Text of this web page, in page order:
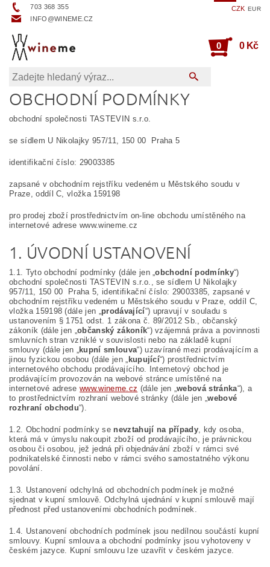
703 368 355
INFO@WINEME.CZ
CZK EUR
0 0 Kč
OBCHODNÍ PODMÍNKY
obchodní společnosti TASTEVIN s.r.o.
se sídlem U Nikolajky 957/11, 150 00 Praha 5
identifikační číslo: 29003385
zapsané v obchodním rejstříku vedeném u Městského soudu v
Praze, oddíl C, vložka 159198
pro prodej zboží prostřednictvím on-line obchodu umístěného na
internetové adrese www.wineme.cz
1. ÚVODNÍ USTANOVENÍ
1.1. Tyto obchodní podmínky (dále jen „obchodní podmínky“)
obchodní společnosti TASTEVIN s.r.o., se sídlem U Nikolajky
957/11, 150 00 Praha 5, identifikační číslo: 29003385, zapsané v
obchodním rejstříku vedeném u Městského soudu v Praze, oddíl C,
vložka 159198 (dále jen „prodávající“) upravují v souladu s
ustanovením § 1751 odst. 1 zákona č. 89/2012 Sb., občanský
zákoník (dále jen „občanský zákoník“) vzájemná práva a povinnosti
smluvních stran vzniklé v souvislosti nebo na základě kupní
smlouvy (dále jen „kupní smlouva“) uzavírané mezi prodávajícím a
jinou fyzickou osobou (dále jen „ kupující“) prostřednictvím
internetového obchodu prodávajícího. Internetový obchod je
prodávajícím provozován na webové stránce umístěné na
internetové adresewww.wineme.cz (dále jen „webová stránka“), a
to prostřednictvím rozhraní webové stránky (dále jen „webové
rozhraní obchodu“).
1.2. Obchodní podmínky se nevztahují na případy, kdy osoba,
která má v úmyslu nakoupit zboží od prodávajícího, je právnickou
osobou či osobou, jež jedná při objednávání zboží v rámci své
podnikatelské činnosti nebo v rámci svého samostatného výkonu
povolání.
1.3. Ustanovení odchylná od obchodních podmínek je možné
sjednat v kupní smlouvě. Odchylná ujednání v kupní smlouvě mají
přednost před ustanoveními obchodních podmínek.
1.4. Ustanovení obchodních podmínek jsou nedílnou součástí kupní
smlouvy. Kupní smlouva a obchodní podmínky jsou vyhotoveny v
českém jazyce. Kupní smlouvu lze uzavřít v českém jazyce.